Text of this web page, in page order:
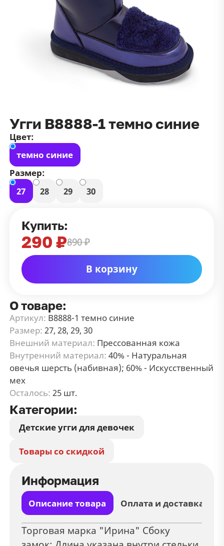
Угги В8888-1 темно синие
Цвет:
темно синие
Размер:
27
28 29 30
Купить:
290 ₽890 ₽
В корзину
О товаре:
Артикул: В8888-1 темно синие
Размер: 27, 28, 29, 30
Внешний материал: Прессованная кожа
Внутренний материал: 40% - Натуральная
овечья шерсть (набивная); 60% - Искусственный
мех
Осталось: 25 шт.
Категории:
Детские угги для девочек
Товары со скидкой
Информация
Описание товара Оплата и доставка
Торговая марка "Ирина" Сбоку
ипубличной оффертой
Зарегистрироваться
100 ₽
Белый